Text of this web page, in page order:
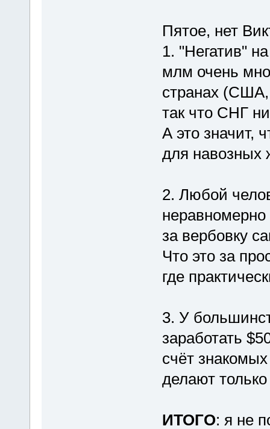
Пятое, нет
1. "Негатив"
млм очень
странах
так что СНГ
А это значит,
для навозных
2. Любой
неравномерно
за вербовку
Что это за
где
3. У
заработать
счёт
делают
ИТОГО: я не